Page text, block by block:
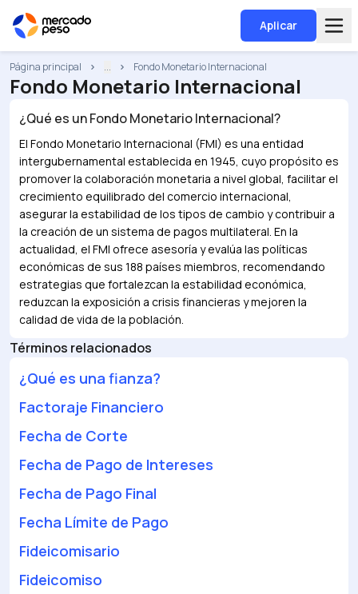
Aplicar
Página principal ... Fondo Monetario Internacional
Fondo Monetario Internacional
¿Qué es unFondo Monetario Internacional?
El Fondo Monetario Internacional (FMI) es una entidad
intergubernamental establecida en 1945, cuyo propósito es
promover la colaboración monetaria a nivel global, facilitar el
crecimiento equilibrado del comercio internacional,
asegurar la estabilidad de los tipos de cambio y contribuir a
la creación de un sistema de pagos multilateral. En la
actualidad, el FMI ofrece asesoría y evalúa las políticas
económicas de sus 188 países miembros, recomendando
estrategias que fortalezcan la estabilidad económica,
reduzcan la exposición a crisis financieras y mejoren la
calidad de vida de la población.
Términos relacionados
¿Qué es una fianza?
Factoraje Financiero
Fecha de Corte
Fecha de Pago de Intereses
Fecha de Pago Final
Fecha Límite de Pago
Fideicomisario
Fideicomiso